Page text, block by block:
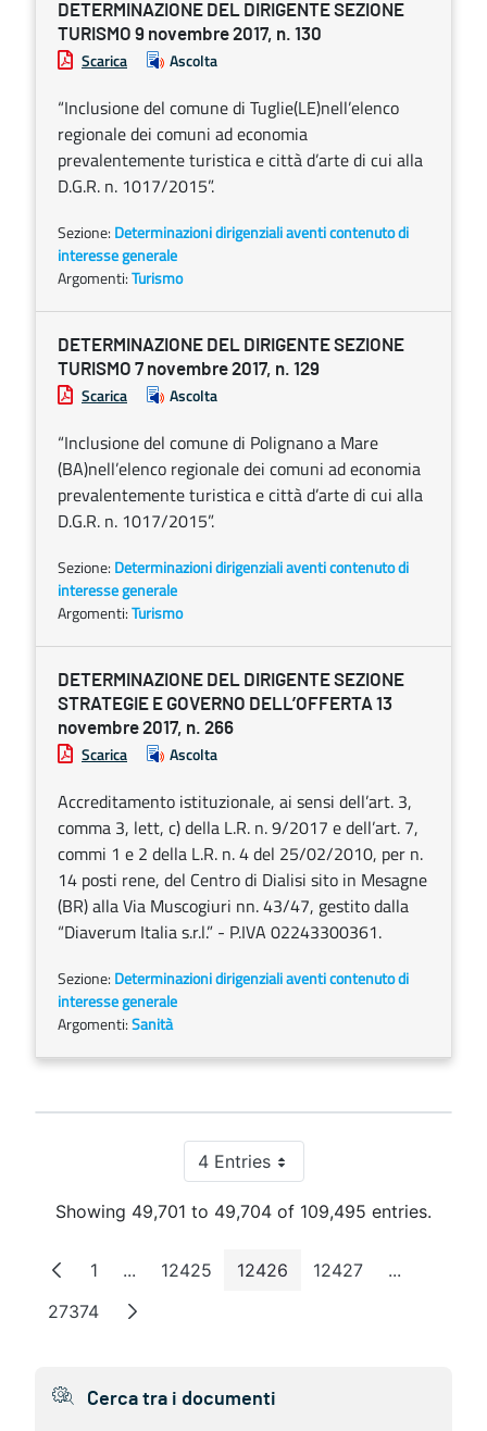
DETERMINAZIONE DEL DIRIGENTE SEZIONE
TURISMO 9 novembre 2017, n. 130
Scarica Ascolta
“Inclusione del comune di Tuglie(LE)nell’elenco
regionale dei comuni ad economia
prevalentemente turistica e città d’arte di cui alla
D.G.R. n. 1017/2015”.
Sezione: Determinazioni dirigenziali aventi contenuto di
interesse generale
Argomenti:Turismo
DETERMINAZIONE DEL DIRIGENTE SEZIONE
TURISMO 7 novembre 2017, n. 129
Scarica Ascolta
“Inclusione del comune di Polignano a Mare
(BA)nell’elenco regionale dei comuni ad economia
prevalentemente turistica e città d’arte di cui alla
D.G.R. n. 1017/2015”.
Sezione: Determinazioni dirigenziali aventi contenuto di
interesse generale
Argomenti:Turismo
DETERMINAZIONE DEL DIRIGENTE SEZIONE
STRATEGIE E GOVERNO DELL’OFFERTA 13
novembre 2017, n. 266
Scarica Ascolta
Accreditamento istituzionale, ai sensi dell’art. 3,
comma 3, lett, c) della L.R. n. 9/2017 e dell’art. 7,
commi 1 e 2 della L.R. n. 4 del 25/02/2010, per n.
14 posti rene, del Centro di Dialisi sito in Mesagne
(BR) alla Via Muscogiuri nn. 43/47, gestito dalla
“Diaverum Italia s.r.l.” - P.IVA 02243300361.
Sezione: Determinazioni dirigenziali aventi contenuto di
interesse generale
Argomenti:Sanità
4 EntriesPer Page
Showing 49,701 to 49,704 of 109,495 entries.
Page
1 ...Intermediate Pages
Page
12425 Page
12426 Page
12427 ...
Page
27374
Cerca tra i documenti